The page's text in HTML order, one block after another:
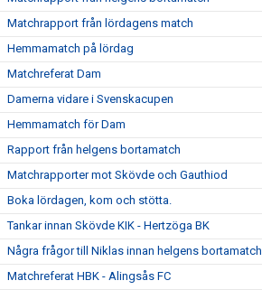
Matchrapport från lördagens match
Hemmamatch på lördag
Matchreferat Dam
Damerna vidare i Svenskacupen
Hemmamatch för Dam
Rapport från helgens bortamatch
Matchrapporter mot Skövde och Gauthiod
Boka lördagen, kom och stötta.
Tankar innan Skövde KIK - Hertzöga BK
Några frågor till Niklas innan helgens bortamatch
Matchreferat HBK - Alingsås FC